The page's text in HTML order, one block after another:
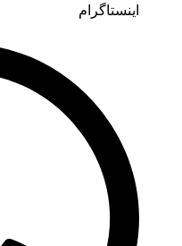
اینستاگرام